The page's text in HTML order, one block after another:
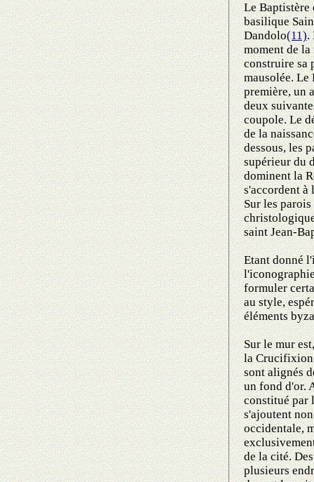
Le Baptistère
basilique
Dandolo(11).
moment de
construire sa
mausolée.
première, un
deux
coupole. Le
de la
dessous, les
supérieur du
dominent la
s'accordent
Sur les parois
saint Jean-
Etant donné
formuler
au style,
éléments
Sur le mur
la Crucifixion
sont alignés
un fond d'or.
constitué par
s'ajoutent
occidentale,
de la cité.
plusieurs